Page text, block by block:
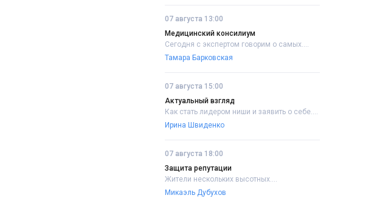
07 августа 13:00
Медицинский консилиум
Сегодня с экспертом говорим о самых....
Тамара Барковская
07 августа 15:00
Актуальный взгляд
Как стать лидером ниши и заявить о себе....
Ирина Швиденко
07 августа 18:00
Защита репутации
Жители нескольких высотных....
Микаэль Дубухов